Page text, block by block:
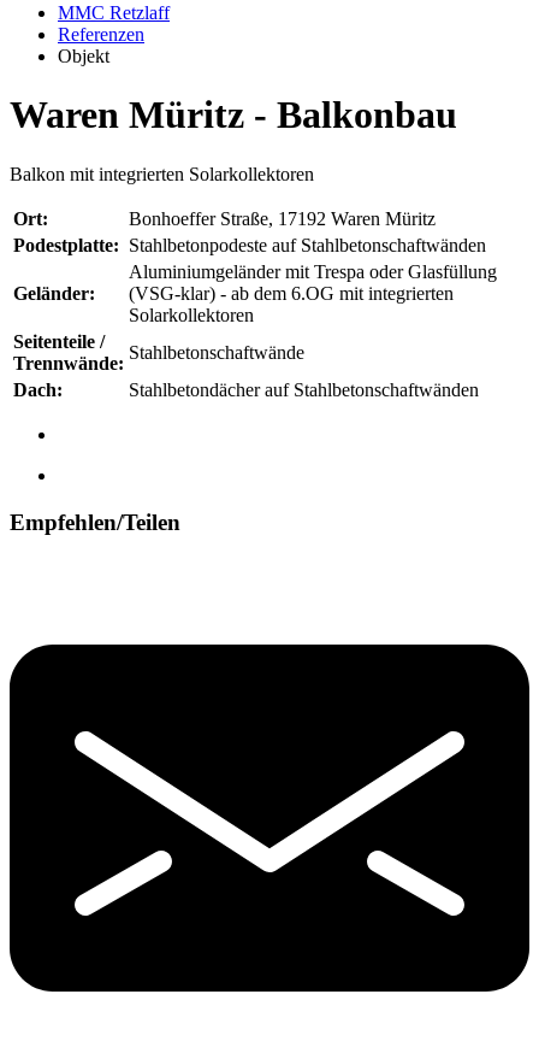
MMC Retzlaff
Referenzen
Objekt
Waren Müritz - Balkonbau
Balkon mit integrierten Solarkollektoren
Ort:
Bonhoeffer Straße, 17192 Waren Müritz
Podestplatte: Stahlbetonpodeste auf Stahlbetonschaftwänden
Geländer:
Aluminiumgeländer mit Trespa oder Glasfüllung
(VSG-klar) - ab dem 6.OG mit integrierten
Solarkollektoren
Seitenteile /
Trennwände:
Stahlbetonschaftwände
Dach:
Stahlbetondächer auf Stahlbetonschaftwänden
Empfehlen/Teilen